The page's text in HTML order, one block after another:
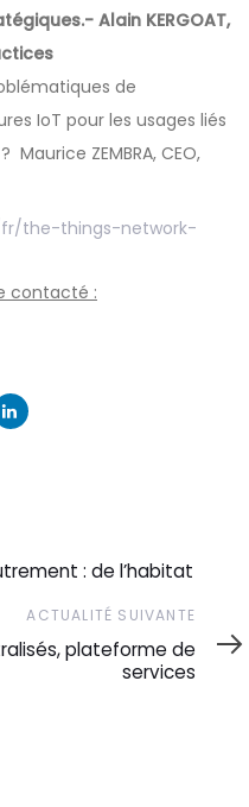
Alain KERGOAT,
de
IoT pour les usages liés
ZEMBRA, CEO,
the-things-network-
contacté :
: de l’habitat
ACTUALITÉ SUIVANTE
plateforme de
services